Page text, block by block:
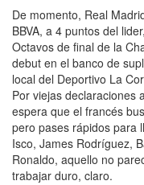
De momento, Real
BBVA, a 4 puntos del
Octavos de final de la
debut en el banco de
local del Deportivo La
Por viejas declaraciones
espera que el francés
pero pases rápidos para
Isco, James Rodríguez,
Ronaldo, aquello no
trabajar duro, claro.